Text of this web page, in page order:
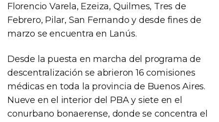
Florencio Varela, Ezeiza, Quilmes, Tres de
Febrero, Pilar, San Fernando y desde fines de
marzo se encuentra en Lanús.
Desde la puesta en marcha del programa de
descentralización se abrieron 16 comisiones
médicas en toda la provincia de Buenos Aires.
Nueve en el interior del PBA y siete en el
conurbano bonaerense, donde se concentra el